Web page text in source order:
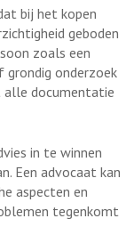
bij het kopen
geboden
zoals een
grondig onderzoek
alle documentatie
in te winnen
Een advocaat kan
aspecten en
tegenkomt